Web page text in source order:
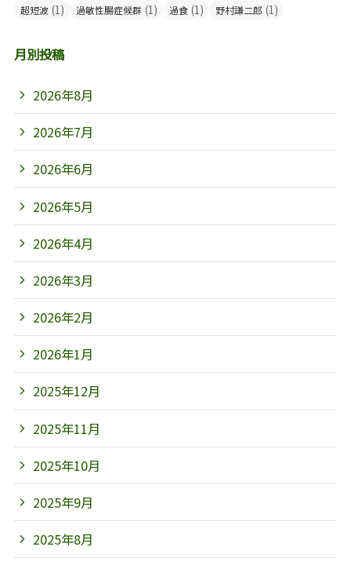
超短波 (1) 過敏性腸症候群 (1) 過食 (1) 野村謙二郎 (1)
月別投稿
2026年8月
2026年7月
2026年6月
2026年5月
2026年4月
2026年3月
2026年2月
2026年1月
2025年12月
2025年11月
2025年10月
2025年9月
2025年8月